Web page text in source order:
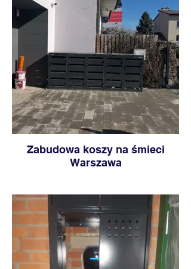
Zabudowa koszy na śmieci
Warszawa